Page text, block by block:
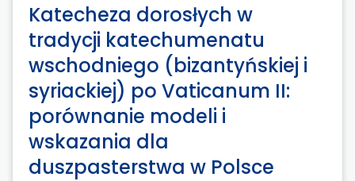
Katecheza dorosłych w
tradycji katechumenatu
wschodniego (bizantyńskiej i
syriackiej) po Vaticanum II:
porównanie modeli i
wskazania dla
duszpasterstwa w Polsce